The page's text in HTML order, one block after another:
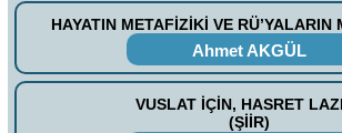
HAYATIN METAFİZİKİ VE RÜ’YALARIN
Ahmet AKGÜL
VUSLAT İÇİN, HASRET
(ŞİİR)